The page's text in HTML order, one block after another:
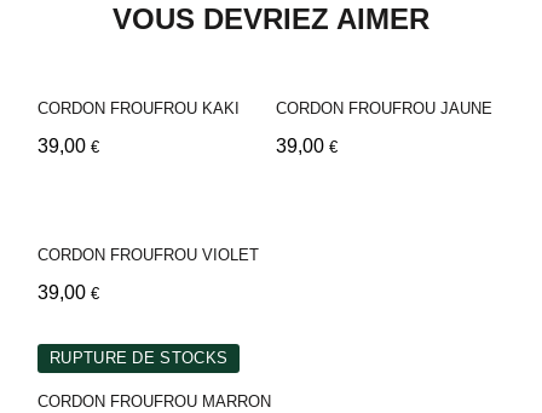
VOUS DEVRIEZ AIMER
CORDON FROUFROU KAKI
39,00 €
CORDON FROUFROU JAUNE
39,00 €
CORDON FROUFROU VIOLET
39,00 €
RUPTURE DE STOCKS
CORDON FROUFROU MARRON